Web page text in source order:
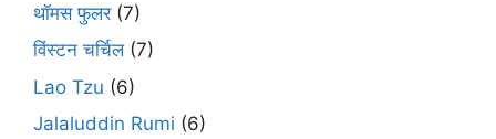
थॉमस फुलर(7)
विंस्टन चर्चिल(7)
Lao Tzu (6)
Jalaluddin Rumi (6)